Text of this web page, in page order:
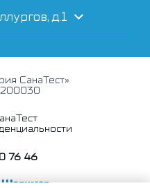
д.1
СанаТест»
76 46